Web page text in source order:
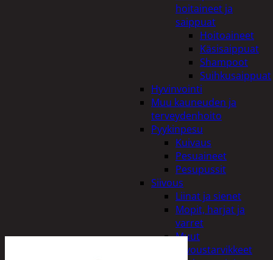
hoitaineet ja
saippuat
Hoitoaineet
Käsisaippuat
Shampoot
Suihkusaippuat
Hyvinvointi
Muu kauneuden ja
terveydenhoito
Pyykinpesu
Kuivaus
Pesuaineet
Pesupussit
Siivous
Liinat ja sienet
Mopit, harjat ja
varret
Muut
siivoustarvikkeet